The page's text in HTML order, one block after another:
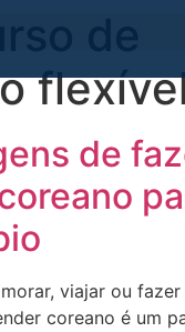
de
de
viajar ou
coreano é um